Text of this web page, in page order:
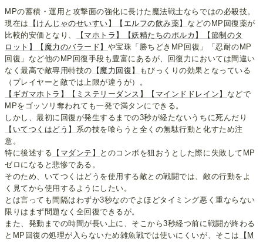
MPの蓄積・運用と攻撃面の強化に長けた魔法戦士ならではの必殺技。
現在は
【けんじゃのせいすい】 【エルフの飲み薬】 などのMP回復薬が
比較的安価となり、
【マホトラ】 【妖精たちのポルカ】
【節制のタ
ロット】
【魔力のバラード】 や宝珠「勝ちどきMP回復」「忍耐のMP
回復」など他のMP回復手段も豊富にあるが、回復力においては間違い
なく最高で敵専用特技の 【魔力回復】
もびっくりの効果となっている
（プレイヤーと敵では上限が違うが）。
【ギガマホトラ】
【ミステリーダンス】 【マインドドレイン】 などで
MPをゴッソリ奪われても一発で満タンにできる。
しかし、最初に回復が発生するまでの3秒が経たないうちに死んだり
【いてつくはどう】 系の技を喰らうと全くの無駄行動と化すため注
意。
特に後述する 【マダンテ】
とのコンボを狙おうとした際に失敗してMP
ゼロになると悲惨である。
そのため、いてつくはどうを使用する敵との戦闘では、敵の行動をよ
く見てから使用するようにしたい。
とは言っても間隔はわずか3秒なのでよほどタイミング悪く重ならない
限りはまず問題なく全回復できるが。
また、発動までの時間が長い上に、そこから3秒経つ前に戦闘が終わる
とMP回復の処理が入らないため雑魚戦では使いにくいが、そこは
【M